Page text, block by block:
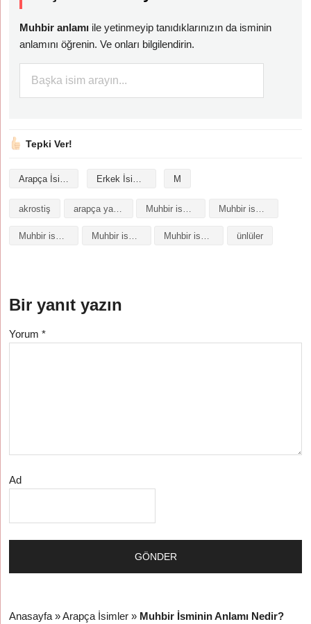
Muhbir anlamı ile yetinmeyip tanıdıklarınızın da isminin
anlamını öğrenin. Ve onları bilgilendirin.
Tepki Ver!
Arapça İsimler Erkek İsimleri M
akrostiş arapça yazılışı
Muhbir isminin baş harfleriyle şiir Muhbir isminin kökeni Muhbir isminin numerolojisi ünlüler
Bir yanıt yazın
Yorum*
Ad
Anasayfa »Arapça İsimler » Muhbir İsminin Anlamı Nedir?